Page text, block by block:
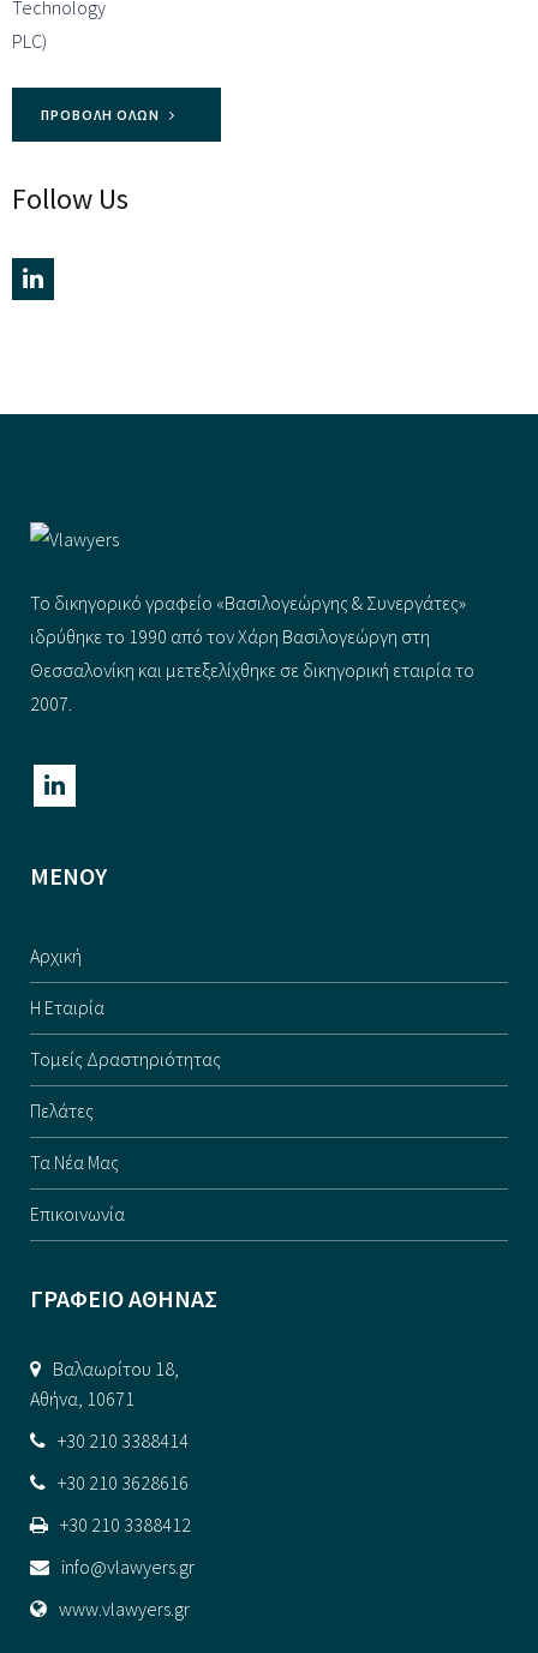
ΠΡΟΒΟΛΉ ΌΛΩΝ
Follow Us
Το δικηγορικό γραφείο «Βασιλογεώργης & Συνεργάτες»
ιδρύθηκε το 1990 από τον Χάρη Βασιλογεώργη στη
Θεσσαλονίκη και μετεξελίχθηκε σε δικηγορική εταιρία το
2007.
ΜΕΝΟΥ
Αρχική
Η Εταιρία
Τομείς Δραστηριότητας
Πελάτες
Τα Νέα Μας
Επικοινωνία
ΓΡΑΦΕΙΟ ΑΘΗΝΑΣ
Βαλαωρίτου 18,
Αθήνα, 10671
+30 210 3388414
+30 210 3628616
+30 210 3388412
info@vlawyers.gr
www.vlawyers.gr